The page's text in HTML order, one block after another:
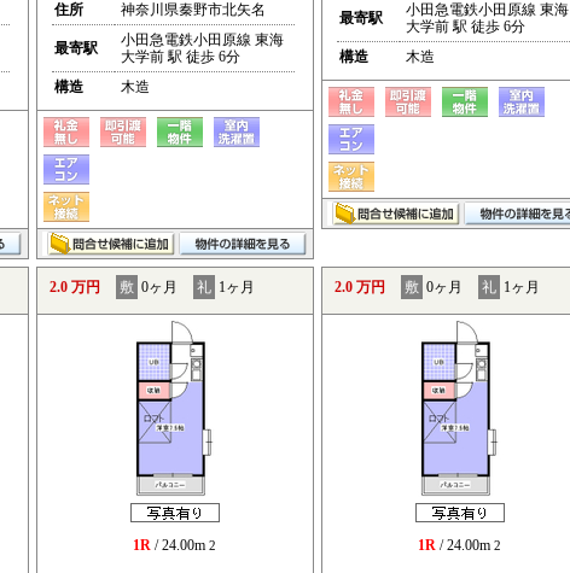
住所
神奈川県秦野市北矢名
最寄駅
小田急電鉄小田原線 東海
大学前 駅 徒歩 6分
構造
木造
最寄駅
小田急電鉄小田原線 東海
大学前 駅 徒歩 6分
構造
木造
2.0 万円 敷 0ヶ月 礼 1ヶ月
1R / 24.00m 2
2.0 万円 敷 0ヶ月 礼 1ヶ月
1R / 24.00m 2